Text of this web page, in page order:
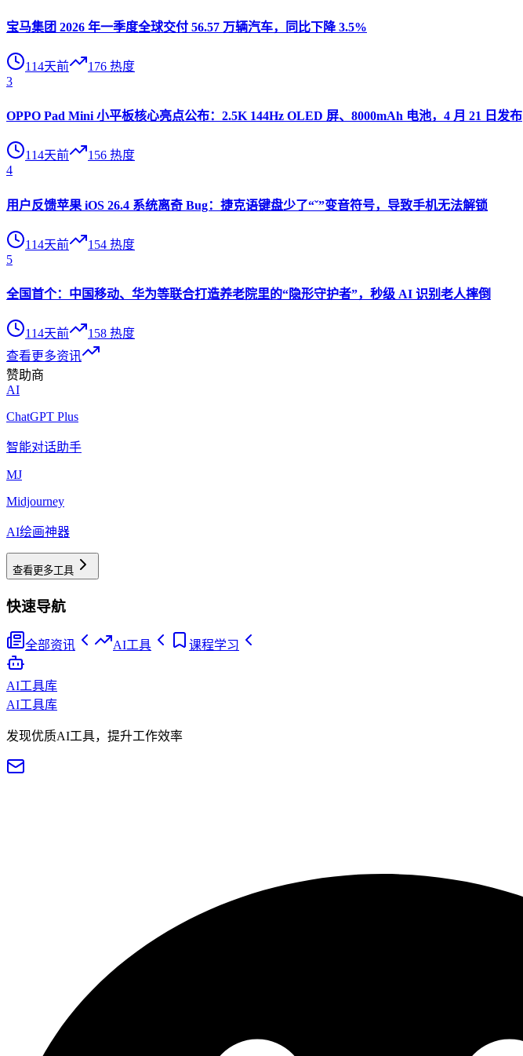
宝马集团 2026 年一季度全球交付 56.57 万辆汽车，同比下降 3.5%
114天前 176 热度
3
OPPO Pad Mini 小平板核心亮点公布：2.5K 144Hz OLED 屏、8000mAh 电池，4 月 21 日发布
114天前 156 热度
4
用户反馈苹果 iOS 26.4 系统离奇 Bug：捷克语键盘少了“ˇ”变音符号，导致手机无法解锁
114天前 154 热度
5
全国首个：中国移动、华为等联合打造养老院里的“隐形守护者”，秒级 AI 识别老人摔倒
114天前 158 热度
查看更多资讯
赞助商
AI
ChatGPT Plus
智能对话助手
MJ
Midjourney
AI绘画神器
查看更多工具
快速导航
全部资讯 AI工具 课程学习
AI工具库
AI工具库
发现优质AI工具，提升工作效率